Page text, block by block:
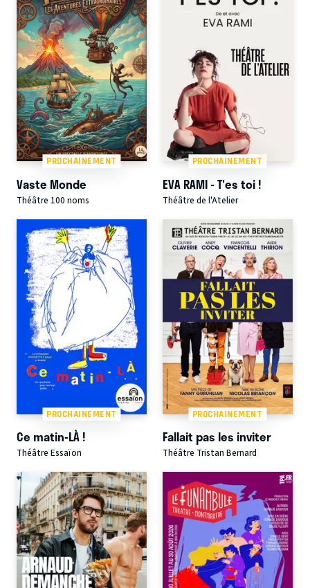
PROCHAINEMENT
Vaste Monde
Théâtre 100 noms
PROCHAINEMENT
EVA RAMI - T'es toi !
Théâtre de l'Atelier
PROCHAINEMENT
Ce matin-LÀ !
Théâtre Essaïon
PROCHAINEMENT
Fallait pas les inviter
Théâtre Tristan Bernard